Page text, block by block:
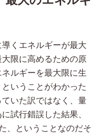
くエネルギーが最大
限に高めるための原
ルギーを最大限に生
いうことがわかった
いた訳ではなく、量
試行錯誤した結果、
、ということなのだそ